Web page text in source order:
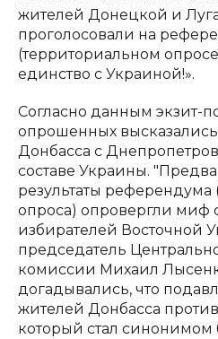
жителей Донецкой и
проголосовали на
(территориальном
единство с Украиной!».
Согласно данным экзит-
опрошенных
Донбасса с
составе Украины.
результаты референдума
опроса) опровергли миф
избирателей Восточной
председатель
комиссии Михаил
догадывались, что
жителей Донбасса
который стал синонимом